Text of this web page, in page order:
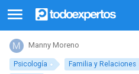
Psicología Familia y Relaciones
Manny Moreno